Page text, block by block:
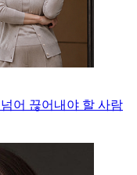
어 끊어내야 할 사람